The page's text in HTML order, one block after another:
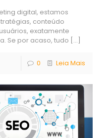
digital, estamos
conteúdo
exatamente
Se por acaso, tudo […]
0 Leia Mais